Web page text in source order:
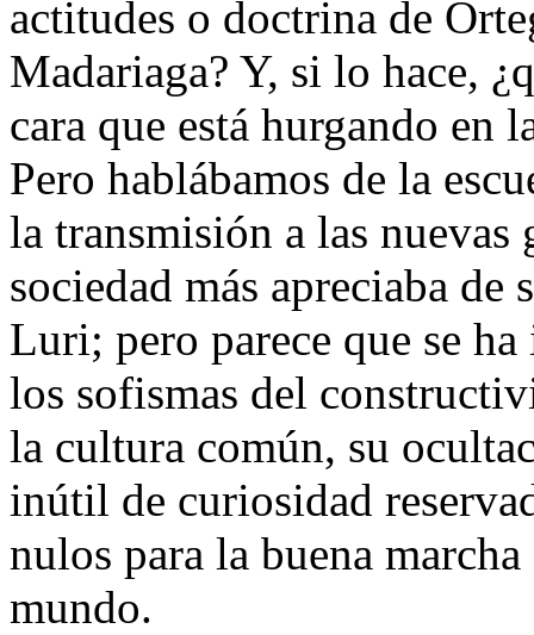
actitudes o doctrina de
Madariaga? Y, si lo hace,
cara que está hurgando en
Pero hablábamos de la
la transmisión a las nuevas
sociedad más apreciaba
Luri; pero parece que se
los sofismas del
la cultura común, su
inútil de curiosidad
nulos para la buena
mundo.